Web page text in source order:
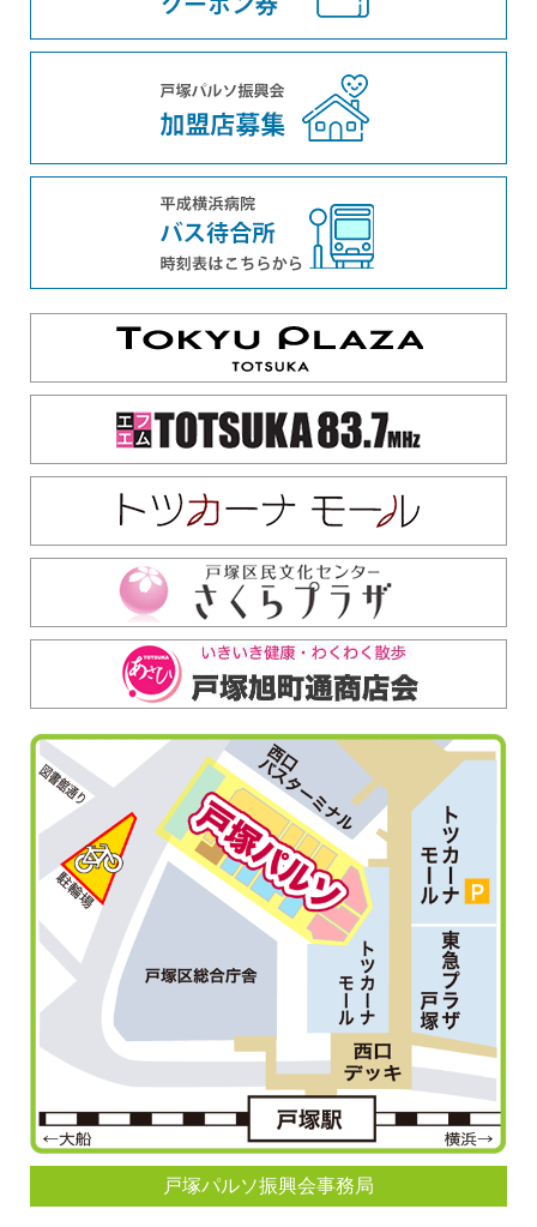
戸塚パルソ振興会事務局